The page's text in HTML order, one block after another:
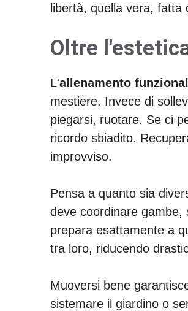
libertà, quella vera,
Oltre
L'allenamento
mestiere. Invece di
piegarsi, ruotare. Se ci
ricordo sbiadito.
improvviso.
Pensa a quanto sia
deve coordinare gambe,
prepara esattamente a
tra loro, riducendo
Muoversi bene
sistemare il giardino o